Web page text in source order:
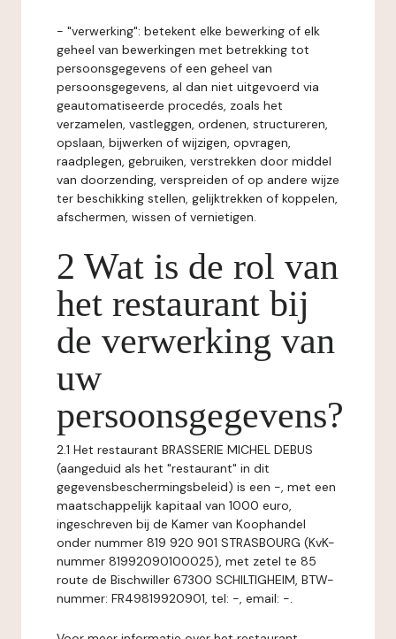
- "verwerking": betekent elke bewerking of elk
geheel van bewerkingen met betrekking tot
persoonsgegevens of een geheel van
persoonsgegevens, al dan niet uitgevoerd via
geautomatiseerde procedés, zoals het
verzamelen, vastleggen, ordenen, structureren,
opslaan, bijwerken of wijzigen, opvragen,
raadplegen, gebruiken, verstrekken door middel
van doorzending, verspreiden of op andere wijze
ter beschikking stellen, gelijktrekken of koppelen,
afschermen, wissen of vernietigen.
2 Wat is de rol van
het restaurant bij
de verwerking van
uw
persoonsgegevens?
2.1 Het restaurant BRASSERIE MICHEL DEBUS
(aangeduid als het "restaurant" in dit
gegevensbeschermingsbeleid) is een -, met een
maatschappelijk kapitaal van 1000 euro,
ingeschreven bij de Kamer van Koophandel
onder nummer 819 920 901 STRASBOURG (KvK-
nummer 81992090100025), met zetel te 85
route de Bischwiller 67300 SCHILTIGHEIM, BTW-
nummer: FR49819920901, tel: -, email: -.